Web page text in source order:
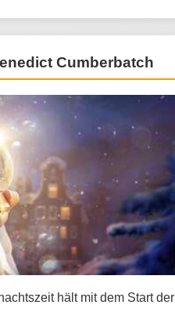
Cumberbatch
hält mit dem Start der